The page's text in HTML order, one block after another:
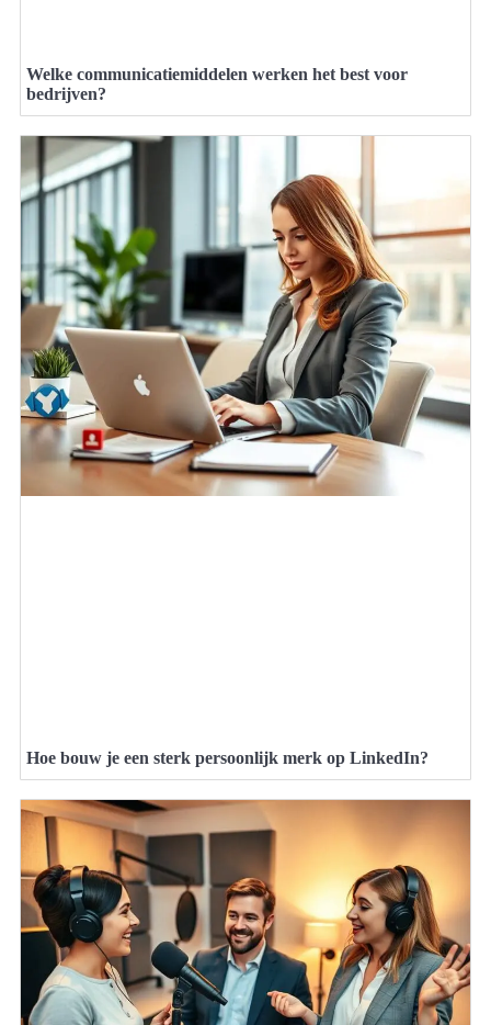
Welke communicatiemiddelen werken het best voor
bedrijven?
Hoe bouw je een sterk persoonlijk merk op LinkedIn?